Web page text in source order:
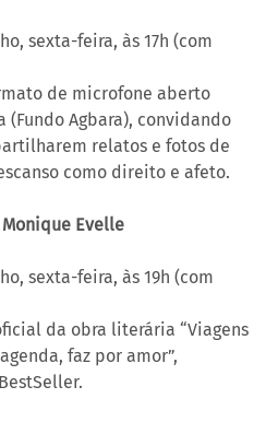
sexta-feira, às 17h (com
de microfone aberto
Agbara), convidando
relatos e fotos de
como direito e afeto.
Evelle
sexta-feira, às 19h (com
da obra literária “Viagens
faz por amor”,